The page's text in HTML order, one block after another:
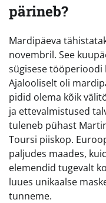
pärineb?
Mardipäeva
novembril. See
sügisese tööperioodi
Ajalooliselt oli
pidid olema kõik
ja ettevalmistused
tuleneb pühast
Toursi piiskop.
paljudes maades,
elemendid tugevalt
luues unikaalse
tunneme.